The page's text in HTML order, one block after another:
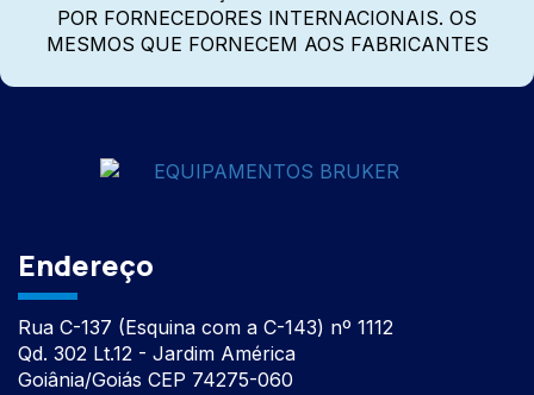
POR FORNECEDORES INTERNACIONAIS. OS
MESMOS QUE FORNECEM AOS FABRICANTES
Endereço
Rua C-137 (Esquina com a C-143) nº 1112
Qd. 302 Lt.12 - Jardim América
Goiânia/Goiás CEP 74275-060